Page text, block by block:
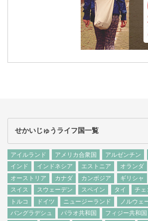
せかいじゅうライフ国一覧
アイルランド アメリカ合衆国 アルゼンチン
インド
インドネシア エストニア オランダ
オーストリア
カナダ カンボジア ギリシャ
スイス
スウェーデン スペイン タイ チェ
トルコ
ドイツ ニュージーランド ノルウェ
バングラデシュ
パラオ共和国 フィジー共和国